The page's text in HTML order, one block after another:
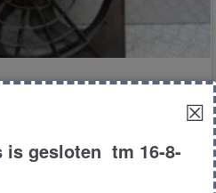
30.00
☒
is gesloten tm 16-8-